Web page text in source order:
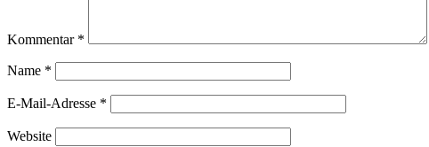
Kommentar *
Name *
E-Mail-Adresse *
Website